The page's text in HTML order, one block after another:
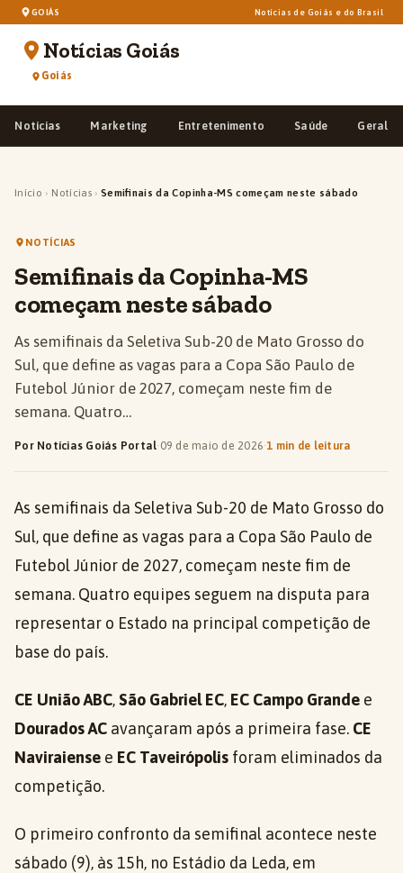
GOIÁS Notícias de Goiás e do Brasil
Notícias Goiás
Goiás
Notícias Marketing Entretenimento Saúde Geral
Início › Notícias › Semifinais da Copinha-MS começam neste sábado
NOTÍCIAS
Semifinais da Copinha-MS
começam neste sábado
As semifinais da Seletiva Sub-20 de Mato Grosso do
Sul, que define as vagas para a Copa São Paulo de
Futebol Júnior de 2027, começam neste fim de
semana. Quatro…
Por Notícias Goiás Portal· 09 de maio de 2026·1 min de leitura
As semifinais da Seletiva Sub-20 de Mato Grosso do
Sul, que define as vagas para a Copa São Paulo de
Futebol Júnior de 2027, começam neste fim de
semana. Quatro equipes seguem na disputa para
representar o Estado na principal competição de
base do país.
CE União ABC,São Gabriel EC, EC Campo Grande e
Dourados AC avançaram após a primeira fase. CE
Naviraiense e EC Taveirópolis foram eliminados da
competição.
O primeiro confronto da semifinal acontece neste
sábado (9), às 15h, no Estádio da Leda, em